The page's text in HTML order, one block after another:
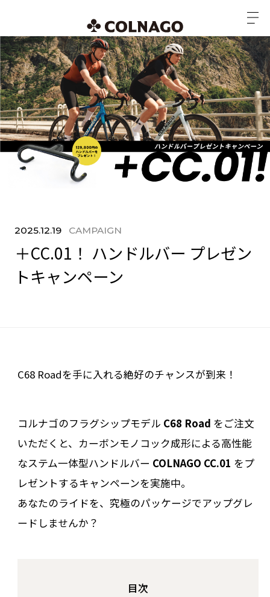
2025.12.19 CAMPAIGN
＋CC.01！ ハンドルバー プレゼン
トキャンペーン
C68 Roadを手に入れる絶好のチャンスが到来！
コルナゴのフラグシップモデル C68 Road をご注文
いただくと、カーボンモノコック成形による高性能
なステム一体型ハンドルバー COLNAGO CC.01 をプ
レゼントするキャンペーンを実施中。
あなたのライドを、究極のパッケージでアップグレ
ードしませんか？
目次